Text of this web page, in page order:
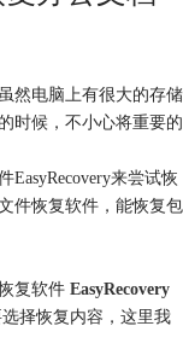
然电脑上有很大的存储
时候，不小心将重要的
来尝试恢
件恢复软件，能恢复包
复软件 EasyRecovery
择恢复内容，这里我